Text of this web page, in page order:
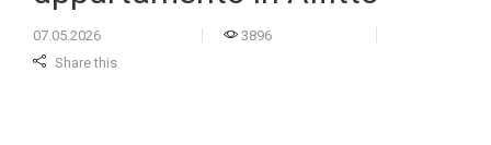
07.05.2026
3896
Share this